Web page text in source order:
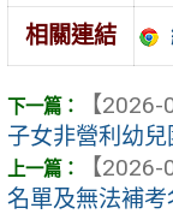
相關連結
【2026-
子女非營利幼
【2026-
名單及無法補考